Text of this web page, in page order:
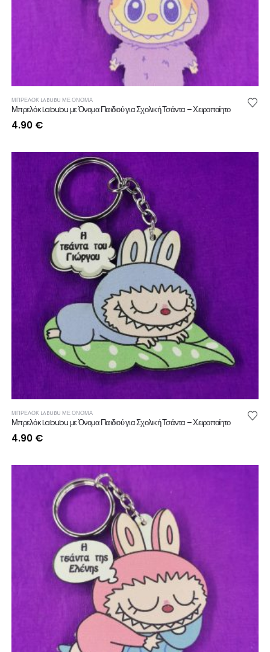
ΜΠΡΕΛΟΚ LABUBU ΜΕ ΟΝΟΜΑ
Μπρελόκ Labubu με Όνομα Παιδιού για Σχολική Τσάντα – Χειροποίητο
4.90 €
ΜΠΡΕΛΟΚ LABUBU ΜΕ ΟΝΟΜΑ
Μπρελόκ Labubu με Όνομα Παιδιού για Σχολική Τσάντα – Χειροποίητο
4.90 €